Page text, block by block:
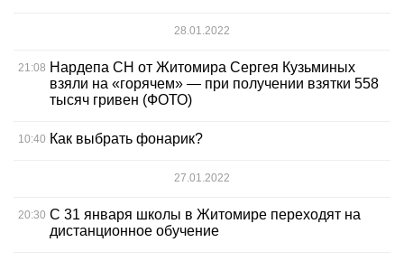
28.01.2022
21:08 Нардепа СН от Житомира Сергея Кузьминых
взяли на «горячем» — при получении взятки 558
тысяч гривен (ФОТО)
10:40 Как выбрать фонарик?
27.01.2022
20:30 С 31 января школы в Житомире переходят на
дистанционное обучение